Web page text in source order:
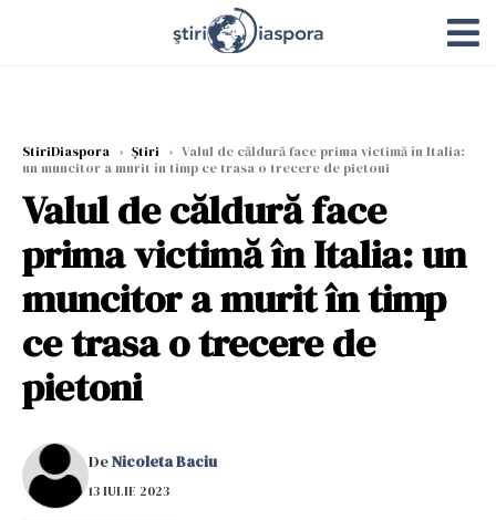
StiriDiaspora › Știri › Valul de căldură face prima victimă în Italia:
un muncitor a murit în timp ce trasa o trecere de pietoni
Valul de căldură face
prima victimă în Italia: un
muncitor a murit în timp
ce trasa o trecere de
pietoni
DeNicoleta Baciu
13 IULIE 2023